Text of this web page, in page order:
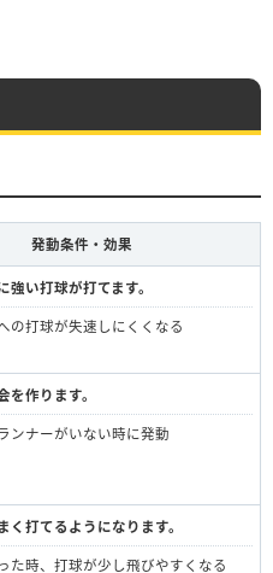
発動条件・効果
強い打球が打てます。
の打球が失速しにくくなる
を作ります。
ンナーがいない時に発動
く打てるようになります。
た時、打球が少し飛びやすくなる